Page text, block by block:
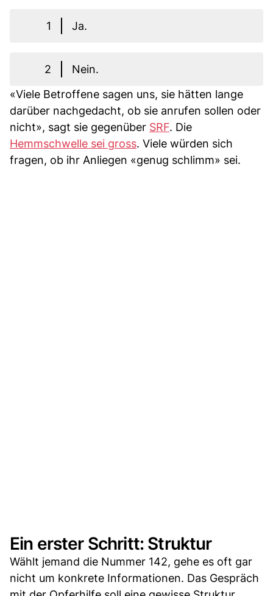
1 Ja.
2
Nein.
«Viele Betroffene sagen uns, sie hätten lange
darüber nachgedacht, ob sie anrufen sollen oder
nicht», sagt sie gegenüber SRF. Die
Hemmschwelle sei gross. Viele würden sich
fragen, ob ihr Anliegen «genug schlimm» sei.
Ein erster Schritt: Struktur
Wählt jemand die Nummer 142, gehe es oft gar
nicht um konkrete Informationen. Das Gespräch